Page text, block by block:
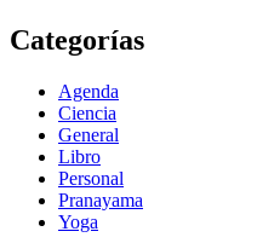
Categorías
Agenda
Ciencia
General
Libro
Personal
Pranayama
Yoga